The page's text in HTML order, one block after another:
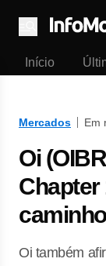
Menu
Início
Mercados Em
Oi
Chapter
Oi também